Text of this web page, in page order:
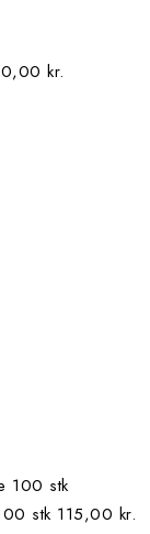
kr.
stk 115,00 kr.